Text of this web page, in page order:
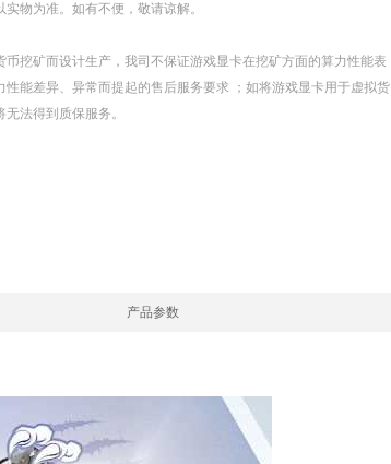
物为准。如有不便，敬请谅解。
币挖矿而设计生产，我司不保证游戏显卡在挖矿方面的算力性能表
性能差异、异常而提起的售后服务要求 ；如将游戏显卡用于虚拟货
法得到质保服务。
产品参数